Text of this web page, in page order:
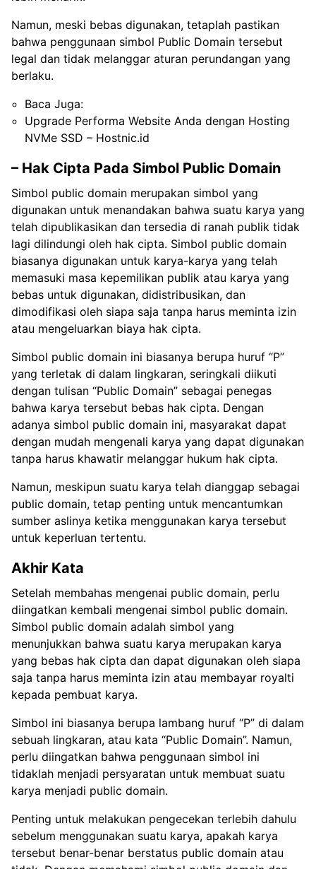
Namun, meski bebas digunakan, tetaplah pastikan
bahwa penggunaan simbol Public Domain tersebut
legal dan tidak melanggar aturan perundangan yang
berlaku.
Baca Juga:
Upgrade Performa Website Anda dengan Hosting
NVMe SSD – Hostnic.id
– Hak Cipta Pada Simbol Public Domain
Simbol public domain merupakan simbol yang
digunakan untuk menandakan bahwa suatu karya yang
telah dipublikasikan dan tersedia di ranah publik tidak
lagi dilindungi oleh hak cipta. Simbol public domain
biasanya digunakan untuk karya-karya yang telah
memasuki masa kepemilikan publik atau karya yang
bebas untuk digunakan, didistribusikan, dan
dimodifikasi oleh siapa saja tanpa harus meminta izin
atau mengeluarkan biaya hak cipta.
Simbol public domain ini biasanya berupa huruf “P”
yang terletak di dalam lingkaran, seringkali diikuti
dengan tulisan “Public Domain” sebagai penegas
bahwa karya tersebut bebas hak cipta. Dengan
adanya simbol public domain ini, masyarakat dapat
dengan mudah mengenali karya yang dapat digunakan
tanpa harus khawatir melanggar hukum hak cipta.
Namun, meskipun suatu karya telah dianggap sebagai
public domain, tetap penting untuk mencantumkan
sumber aslinya ketika menggunakan karya tersebut
untuk keperluan tertentu.
Akhir Kata
Setelah membahas mengenai public domain, perlu
diingatkan kembali mengenai simbol public domain.
Simbol public domain adalah simbol yang
menunjukkan bahwa suatu karya merupakan karya
yang bebas hak cipta dan dapat digunakan oleh siapa
saja tanpa harus meminta izin atau membayar royalti
kepada pembuat karya.
Simbol ini biasanya berupa lambang huruf “P” di dalam
sebuah lingkaran, atau kata “Public Domain”. Namun,
perlu diingatkan bahwa penggunaan simbol ini
tidaklah menjadi persyaratan untuk membuat suatu
karya menjadi public domain.
Penting untuk melakukan pengecekan terlebih dahulu
sebelum menggunakan suatu karya, apakah karya
tersebut benar-benar berstatus public domain atau